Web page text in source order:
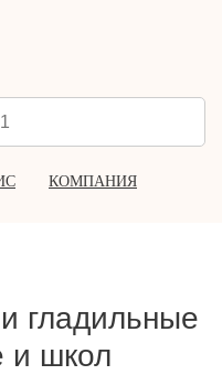
КОМПАНИЯ
гладильные
и школ